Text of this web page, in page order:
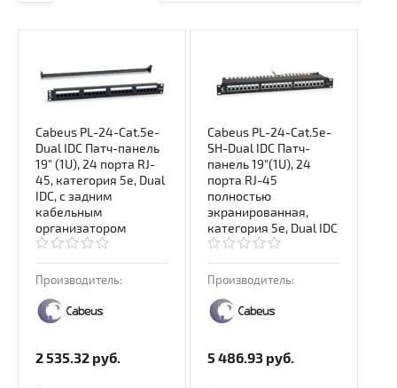
Cabeus PL-24-Cat.5e-
Dual IDC Патч-панель
19" (1U), 24 порта RJ-
45, категория 5e, Dual
IDC, с задним
кабельным
организатором
Производитель:
2 535.32 руб.
Cabeus PL-24-Cat.5e-
SH-Dual IDC Патч-
панель 19"(1U), 24
порта RJ-45
полностью
экранированная,
категория 5e, Dual IDC
Производитель:
5 486.93 руб.